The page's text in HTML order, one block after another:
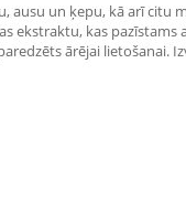
un ķepu, kā arī
ekstraktu, kas
ārējai lietošanai.